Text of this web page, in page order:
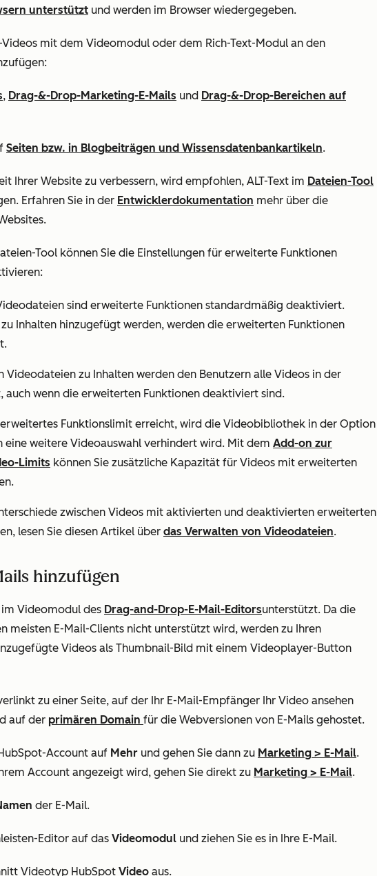
unterstützt und werden im Browser wiedergegeben.
mit dem Videomodul oder dem Rich-Text-Modul an den
, Drag-&-Drop-Marketing-E-Mails und Drag-&-Drop-Bereichen auf
Seiten bzw. in Blogbeiträgen und Wissensdatenbankartikeln.
Ihrer Website zu verbessern, wird empfohlen, ALT-Text im Dateien-Tool
Erfahren Sie in der Entwicklerdokumentation mehr über die
Tool können Sie die Einstellungen für erweiterte Funktionen
sind erweiterte Funktionen standardmäßig deaktiviert.
Inhalten hinzugefügt werden, werden die erweiterten Funktionen
Videodateien zu Inhalten werden den Benutzern alle Videos in der
auch wenn die erweiterten Funktionen deaktiviert sind.
Funktionslimit erreicht, wird die Videobibliothek in der Option
eine weitere Videoauswahl verhindert wird. Mit dem Add-on zur
Limits können Sie zusätzliche Kapazität für Videos mit erweiterten
zwischen Videos mit aktivierten und deaktivierten erweiterten
lesen Sie diesen Artikel über das Verwalten von Videodateien.
hinzufügen
Videomodul des Drag-and-Drop-E-Mail-Editorsunterstützt. Da die
meisten E-Mail-Clients nicht unterstützt wird, werden zu Ihren
Videos als Thumbnail-Bild mit einem Videoplayer-Button
zu einer Seite, auf der Ihr E-Mail-Empfänger Ihr Video ansehen
auf der primären Domain für die Webversionen von E-Mails gehostet.
Account auf Mehr und gehen Sie dann zu Marketing > E-Mail.
Account angezeigt wird, gehen Sie direkt zu Marketing > E-Mail.
der E-Mail.
Editor auf das Videomodul und ziehen Sie es in Ihre E-Mail.
Videotyp HubSpot Video aus.